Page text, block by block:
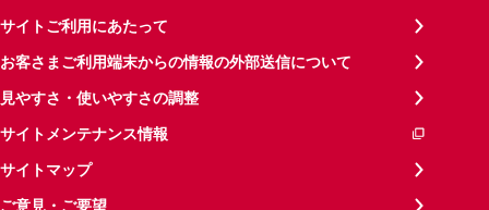
サイトご利用にあたって
お客さまご利用端末からの情報の外部送信について
見やすさ・使いやすさの調整
サイトメンテナンス情報
サイトマップ
ご意見・ご要望